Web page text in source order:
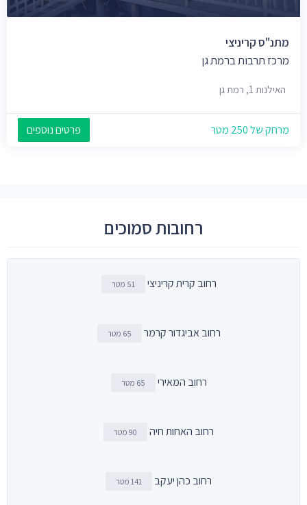
מתנ"ס קריניצי
מרכז תרבות ברמת גן
האילנות 1, רמת גן
מרחק של 250 מטר פרטים נוספים
רחובות סמוכים
רחוב קרית קריניצי 51 מטר
רחוב אביגדור קרמר 65 מטר
רחוב המאירי 65 מטר
רחוב האחות חיה 90 מטר
רחוב כהן יעקב 141 מטר